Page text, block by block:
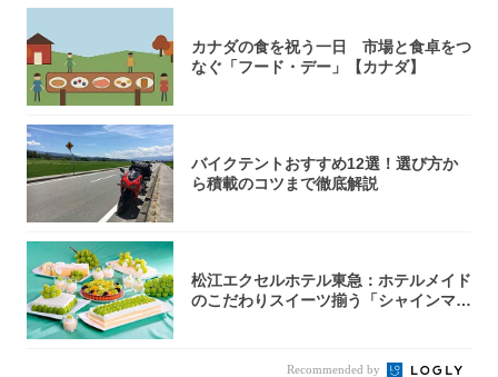
カナダの食を祝う一日 市場と食卓をつ
なぐ「フード・デー」【カナダ】
バイクテントおすすめ12選！選び方か
ら積載のコツまで徹底解説
松江エクセルホテル東急：ホテルメイド
のこだわりスイーツ揃う「シャインマス
Recommended by